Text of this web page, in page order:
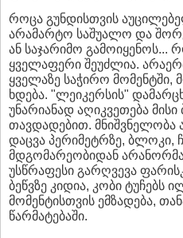
როცა გუნდისთვის
არამარტო საშუალო და
ან საჯარიმო გამოიყენოს...
ყველაფერი შეუძლია.
ყველაზე საჭირო მომენტში,
ხდება. "ლეიკერსის"
უნარიანად აღიკვეთება
თავდადებით. მნიშვნელობა
დაცვა პერიმეტრზე, ბლოკი,
მდგომარეობიდან
უსწრაფესი გარღვევა
ბეწვზე კიდია, კობი ტუჩებს
მომენტისთვის ემზადება,
წარმატებაში.